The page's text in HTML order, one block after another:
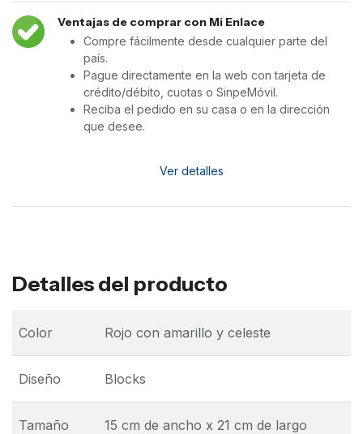
Ventajas de comprar con Mi Enlace
Compre fácilmente desde cualquier parte del
país.
Pague directamente en la web con tarjeta de
crédito/débito, cuotas o SinpeMóvil.
Reciba el pedido en su casa o en la dirección
que desee.
Ver detalles
Detalles del producto
Color Rojo con amarillo y celeste
Diseño Blocks
Tamaño 15 cm de ancho x 21 cm de largo